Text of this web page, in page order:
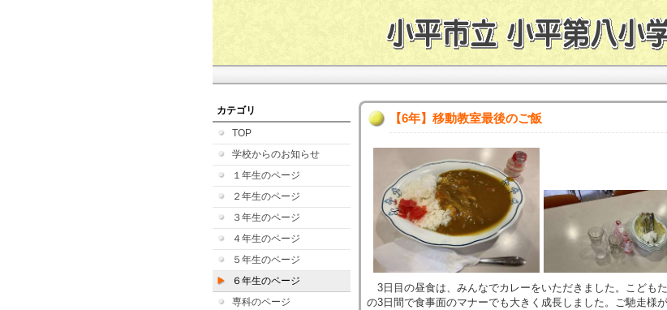
カテゴリ
TOP
学校からのお知らせ
１年生のページ
２年生のページ
３年生のページ
４年生のページ
５年生のページ
６年生のページ
専科のページ
【6年】移動教室最後のご飯
3日目の昼食は、みんなでカレーをいただきました。こども
の3日間で食事面のマナーでも大きく成長しました。ご馳走様